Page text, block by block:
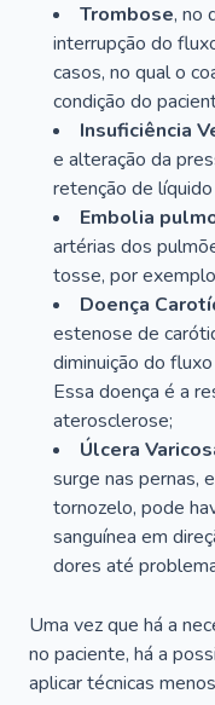
Trombose, no
interrupção do
casos, no qual o
condição do
Insuficiência
e alteração da
retenção de
Embolia
artérias dos
tosse, por
Doença
estenose de
diminuição do
Essa doença é a
aterosclerose;
Úlcera
surge nas pernas,
tornozelo, pode
sanguínea em
dores até
Uma vez que há a
no paciente, há a
aplicar técnicas